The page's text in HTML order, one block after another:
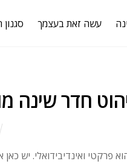
סגנון עשה זאת בעצמך
פרקטי ואינדיבידואלי. יש